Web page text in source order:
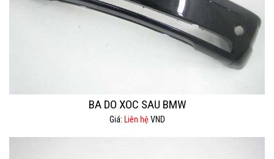
BA DO XOC SAU BMW
Giá: Liên hệ VND